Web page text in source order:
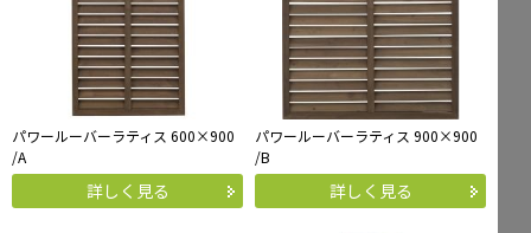
パワールーバーラティス 600×900
/A
詳しく見る
パワールーバーラティス 900×900
/B
詳しく見る